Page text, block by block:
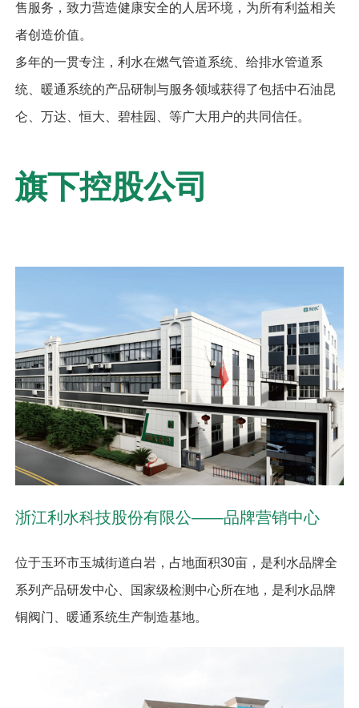
售服务，致力营造健康安全的人居环境，为所有利益相关
者创造价值。
多年的一贯专注，利水在燃气管道系统、给排水管道系
统、暖通系统的产品研制与服务领域获得了包括中石油昆
仑、万达、恒大、碧桂园、等广大用户的共同信任。
旗下控股公司
浙江利水科技股份有限公——品牌营销中心
位于玉环市玉城街道白岩，占地面积30亩，是利水品牌全
系列产品研发中心、国家级检测中心所在地，是利水品牌
铜阀门、暖通系统生产制造基地。